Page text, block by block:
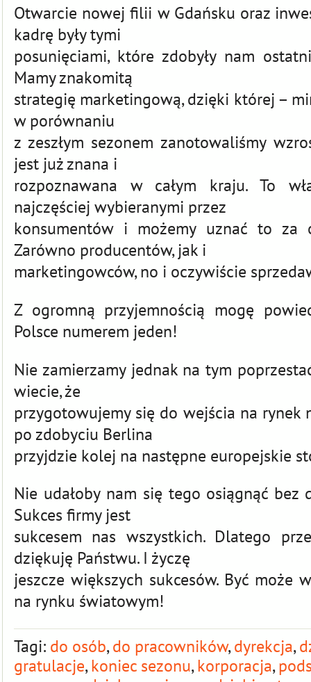
Otwarcie nowej filii w Gdańsku oraz
kadrę były tymi
posunięciami, które zdobyły nam
Mamy znakomitą
strategię marketingową, dzięki której –
w porównaniu
z zeszłym sezonem zanotowaliśmy
jest już znana i
rozpoznawana w całym kraju. To
najczęściej wybieranymi przez
konsumentów i możemy uznać to za
Zarówno producentów, jak i
marketingowców, no i oczywiście
Z ogromną przyjemnością mogę
Polsce numerem jeden!
Nie zamierzamy jednak na tym
wiecie, że
przygotowujemy się do wejścia na rynek
po zdobyciu Berlina
przyjdzie kolej na następne europejskie
Nie udałoby nam się tego osiągnąć bez
Sukces firmy jest
sukcesem nas wszystkich. Dlatego
dziękuję Państwu. I życzę
jeszcze większych sukcesów. Być może
na rynku światowym!
Tagi: do osób,do pracowników,dyrekcja,
gratulacje,koniec sezonu,korporacja,